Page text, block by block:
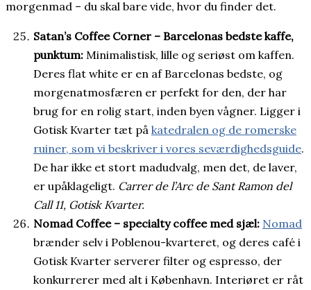
morgenmad – du skal bare vide, hvor du finder det.
Satan’s Coffee Corner – Barcelonas bedste kaffe,
punktum: Minimalistisk, lille og seriøst om kaffen.
Deres flat white er en af Barcelonas bedste, og
morgenatmosfæren er perfekt for den, der har
brug for en rolig start, inden byen vågner. Ligger i
Gotisk Kvarter tæt på katedralen og de romerske
ruiner, som vi beskriver i vores seværdighedsguide.
De har ikke et stort madudvalg, men det, de laver,
er upåklageligt. Carrer de l’Arc de Sant Ramon del
Call 11, Gotisk Kvarter.
Nomad Coffee – specialty coffee med sjæl: Nomad
brænder selv i Poblenou-kvarteret, og deres café i
Gotisk Kvarter serverer filter og espresso, der
konkurrerer med alt i København. Interiøret er råt